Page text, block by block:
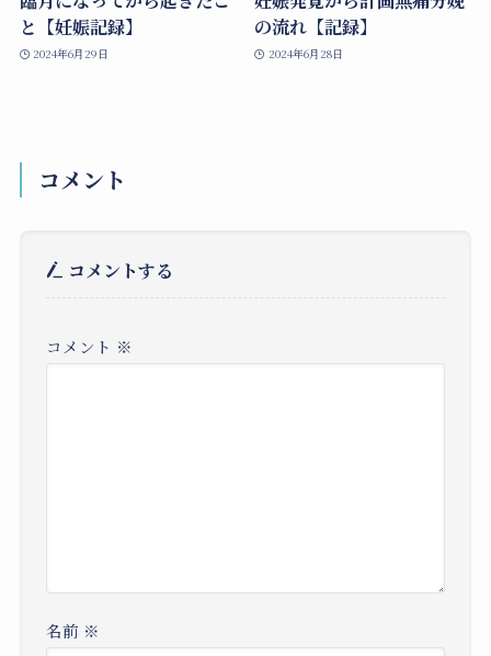
と【妊娠記録】
2024年6月29日
の流れ【記録】
2024年6月28日
コメント
コメントする
コメント ※
名前 ※